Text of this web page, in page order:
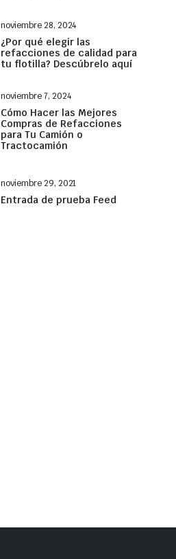
noviembre 28, 2024
¿Por qué elegir las
refacciones de calidad para
tu flotilla? Descúbrelo aquí
noviembre 7, 2024
Cómo Hacer las Mejores
Compras de Refacciones
para Tu Camión o
Tractocamión
noviembre 29, 2021
Entrada de prueba Feed